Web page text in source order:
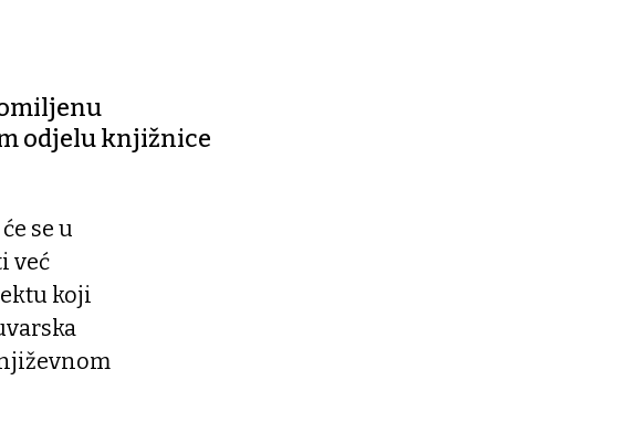
odjelu knjižnice
se u
već
koji